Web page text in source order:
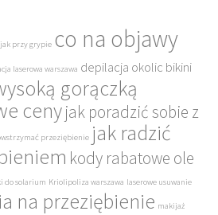
przy grypie co na objawy
laserowa warszawa depilacja okolic bikini
gorączką
cenyjak poradzić sobie z
przeziębienie jak radzić
kody rabatowe ole
do solarium Kriolipoliza warszawa laserowe usuwanie
na przeziębienie makijaż